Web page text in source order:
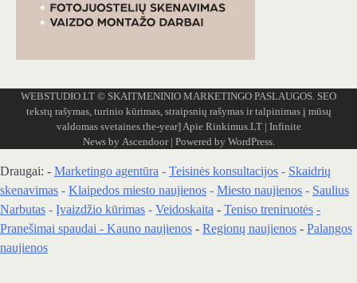
WEBSTUDIO.LT © SKAITMENINIO MARKETINGO PASLAUGOS. SEO
tekstų rašymas, turinio kūrimas, straipsnių rašymas ir talpinimas į mūsų
valdomas svetaines.the-year]Apie Rinkimus.LT| Infinite
News by Ascendoor| Powered by WordPress.
Draugai: - Marketingo agentūra - Teisinės konsultacijos - Skaidrių
skenavimas - Klaipedos miesto naujienos - Miesto naujienos - Saulius
Narbutas - Įvaizdžio kūrimas - Veidoskaita - Teniso treniruotės -
Pranešimai spaudai - Kauno naujienos - Regionų naujienos - Palangos
naujienos